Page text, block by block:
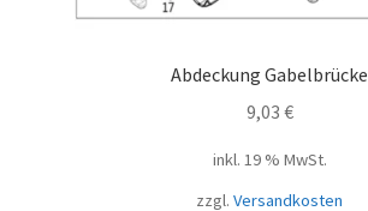
Abdeckung Gabelbrücke
9,03 €
inkl. 19 % MwSt.
zzgl. Versandkosten